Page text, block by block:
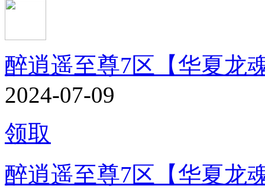
醉逍遥至尊7区【华夏龙
2024-07-09
领取
醉逍遥至尊7区【华夏龙